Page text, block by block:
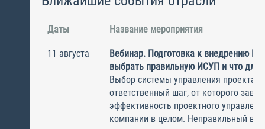
Даты Название мероприятия
11 августа
Вебинар. Подготовка к внедрению
выбрать правильную ИСУП и что для
Выбор системы управления
ответственный шаг, от которого
эффективность проектного
компании в целом. Неправильный